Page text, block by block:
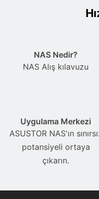
NAS Nedir?
NAS Alış kılavuzu
Uygulama Merkezi
ASUSTOR NAS'ın
potansiyeli ortaya
çıkarın.